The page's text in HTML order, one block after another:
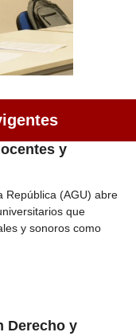
y
República (AGU) abre
que
y sonoros como
Derecho y